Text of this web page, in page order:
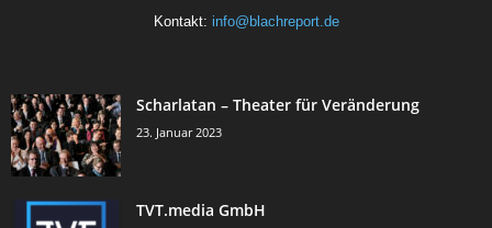
Kontakt: info@blachreport.de
Scharlatan – Theater für Veränderung
23. Januar 2023
TVT.media GmbH